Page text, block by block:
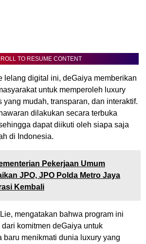
TO RESUME CONTENT
lelang digital ini, deGaiya memberikan
untuk memperoleh luxury
yang mudah, transparan, dan interaktif.
dilakukan secara terbuka
dapat diikuti oleh siapa saja
di Indonesia.
Pekerjaan Umum
JPO, JPO Polda Metro Jaya
Kembali
mengatakan bahwa program ini
komitmen deGaiya untuk
baru menikmati dunia luxury yang